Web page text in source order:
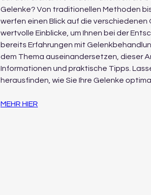
Gelenke? Von traditionellen Methoden
werfen einen Blick auf die verschiedenen
wertvolle Einblicke, um Ihnen bei der
bereits Erfahrungen mit
dem Thema auseinandersetzen, dieser
Informationen und praktische Tipps.
herausfinden, wie Sie Ihre Gelenke
MEHR HIER